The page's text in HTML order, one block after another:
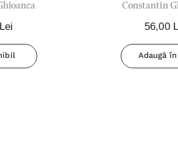
Ghioanca
Apocalipsa -
Constantin
56,00
Adaugă